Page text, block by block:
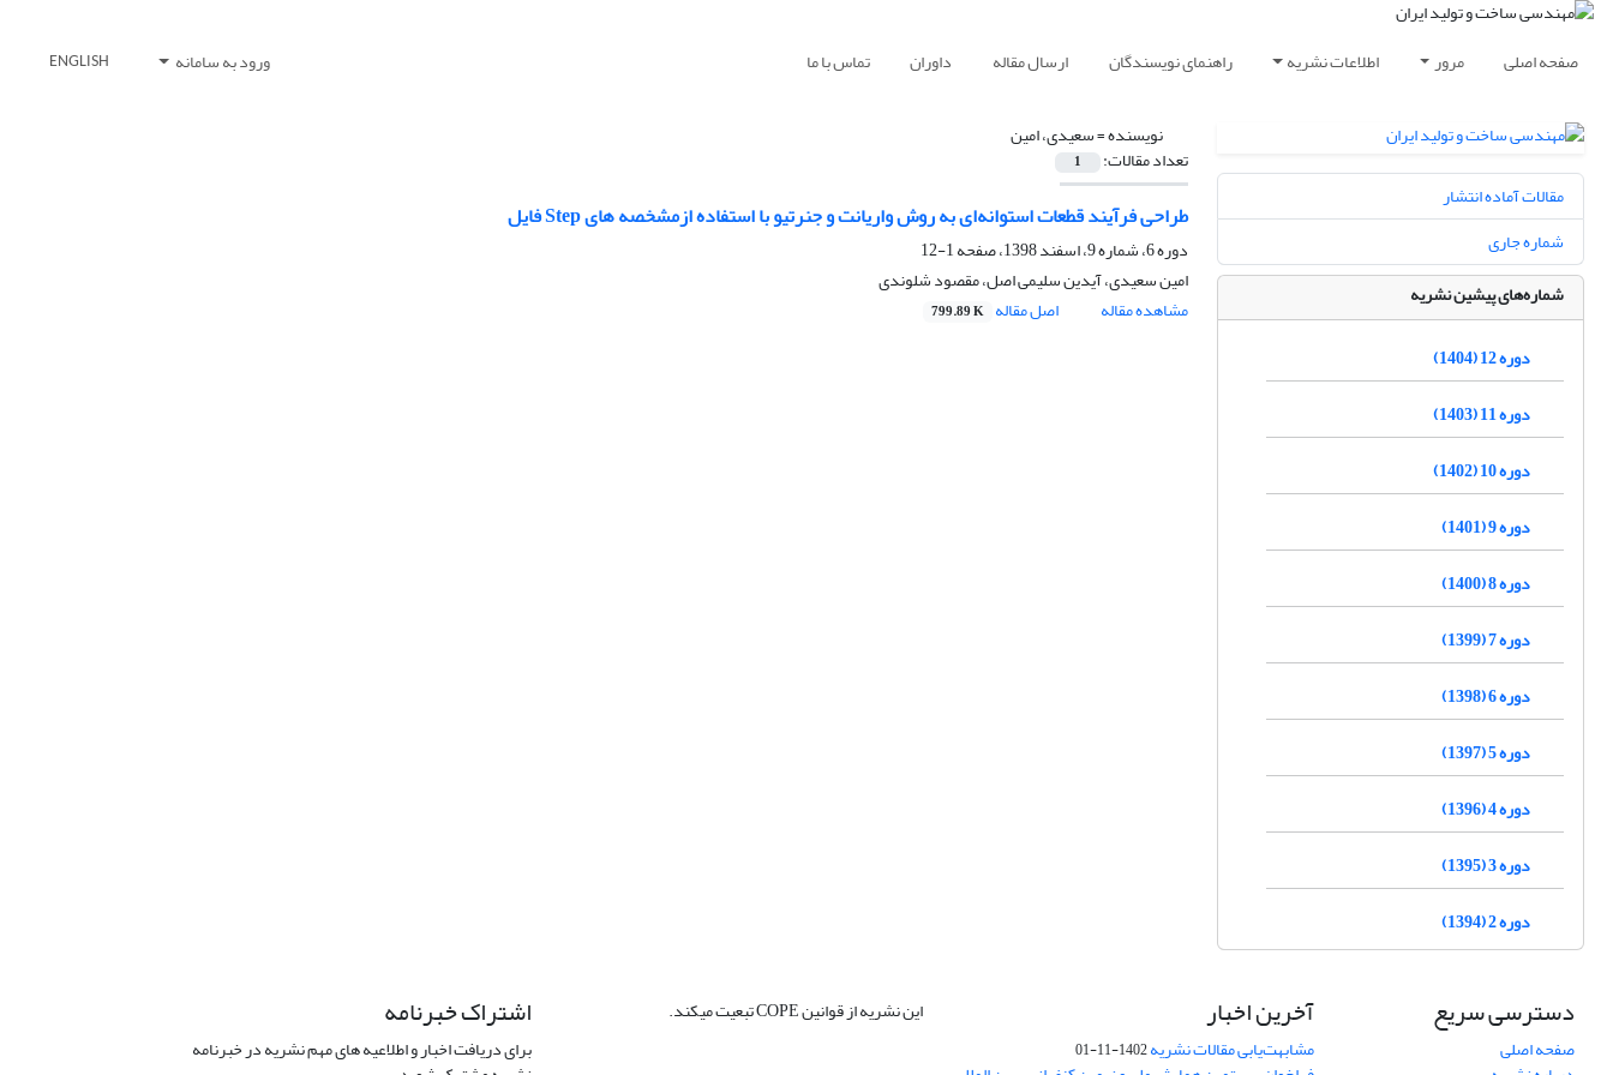
صفحه اصلی مرور اطلاعات نشریه راهنمای نویسندگان ارسال مقاله داوران تماس با ما ورود به سامانه ENGLISH
نویسنده =سعیدی، امین
تعداد مقالات: 1
طراحی فرآیند قطعات استوانه‌ای به روش واریانت و جنرتیو با استفاده ازمشخصه های Step فایل
دوره 6، شماره 9، اسفند 1398، صفحه
1-12
امین سعیدی، آیدین سلیمی اصل، مقصود شلوندی
مشاهده مقاله
اصل مقاله 799.89 K
مقالات آماده انتشار
شماره جاری
شماره‌های پیشین نشریه
دوره 12 (1404)
دوره 11 (1403)
دوره 10 (1402)
دوره 9 (1401)
دوره 8 (1400)
دوره 7 (1399)
دوره 6 (1398)
دوره 5 (1397)
دوره 4 (1396)
دوره 3 (1395)
دوره 2 (1394)
دسترسی سریع
صفحه اصلی
آخرین اخبار
مشابهت‌یابی مقالات نشریه1402-11-01
این نشریه از قوانین COPE تبعیت میکند. اشتراک خبرنامه
برای دریافت اخبار و اطلاعیه های مهم نشریه در خبرنامه